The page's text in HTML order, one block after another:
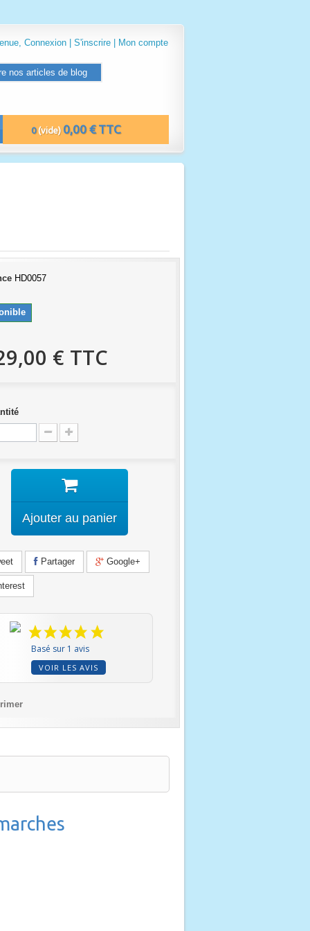
Connexion | S'inscrire | Mon compte
0 (vide) 0,00 € TTC
nos articles de blog
HD0057
€ TTC
Ajouter au panier
Partager Google+
Basé sur 1 avis
VOIR LES AVIS